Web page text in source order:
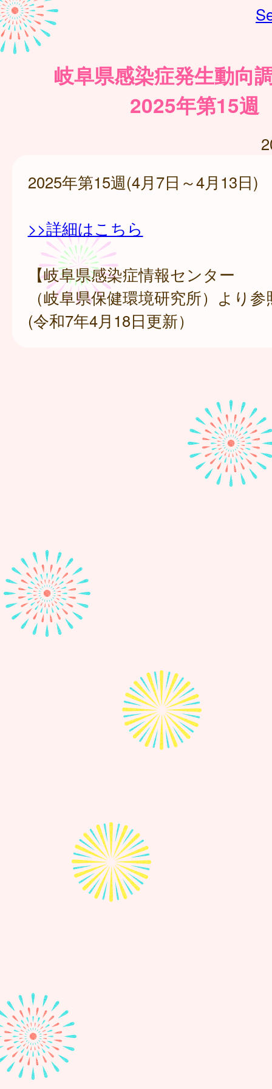
岐阜県感染症発生動向
2025年第15週
2025年第15週(4月7日～4月13日)
>>詳細はこちら
【岐阜県感染症情報センター
（岐阜県保健環境研究所）より参
(令和7年4月18日更新）